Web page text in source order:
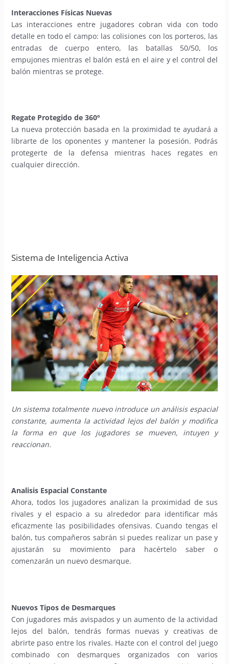
Interacciones Físicas Nuevas
Las interacciones entre jugadores cobran vida con todo
detalle en todo el campo: las colisiones con los porteros, las
entradas de cuerpo entero, las batallas 50/50, los
empujones mientras el balón está en el aire y el control del
balón mientras se protege.
Regate Protegido de 360º
La nueva protección basada en la proximidad te ayudará a
librarte de los oponentes y mantener la posesión. Podrás
protegerte de la defensa mientras haces regates en
cualquier dirección.
Sistema de Inteligencia Activa
Un sistema totalmente nuevo introduce un análisis espacial
constante, aumenta la actividad lejos del balón y modifica
la forma en que los jugadores se mueven, intuyen y
reaccionan.
Analisis Espacial Constante
Ahora, todos los jugadores analizan la proximidad de sus
rivales y el espacio a su alrededor para identificar más
eficazmente las posibilidades ofensivas. Cuando tengas el
balón, tus compañeros sabrán si puedes realizar un pase y
ajustarán su movimiento para hacértelo saber o
comenzarán un nuevo desmarque.
Nuevos Tipos de Desmarques
Con jugadores más avispados y un aumento de la actividad
lejos del balón, tendrás formas nuevas y creativas de
abrirte paso entre los rivales. Hazte con el control del juego
combinado con desmarques organizados con varios